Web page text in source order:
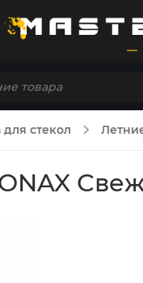
стекол